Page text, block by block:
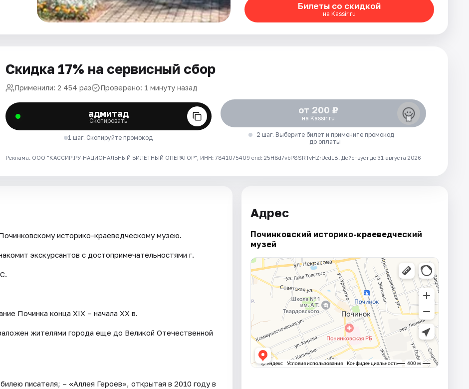
Билеты со скидкой
на Kassir.ru
Скидка 17% на сервисный сбор
Применили: 2 454 раз Проверено: 1 минуту назад
адмитад
Скопировать
1 шаг. Скопируйте промокод
от 200 ₽
на Kassir.ru
2 шаг. Выберите билет и примените промокод
до оплаты
Реклама. ООО "КАССИР.РУ-НАЦИОНАЛЬНЫЙ БИЛЕТНЫЙ ОПЕРАТОР", ИНН: 7841075409 erid: 25H8d7vbP8SRTvHZrUcdLB. Действует до 31 августа 2026
историко-краеведческому музею.
экскурсантов с достопримечательностями г.
Починка конца XIX – начала XX в.
жителями города еще до Великой Отечественной
писателя; – «Аллея Героев», открытая в 2010 году в
Адрес
Починковский историко-краеведческий
музей